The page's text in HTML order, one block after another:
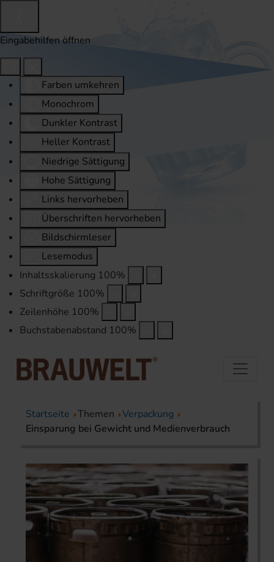
Eingabehilfen öffnen
Farben umkehren
Monochrom
Dunkler Kontrast
Heller Kontrast
Niedrige Sättigung
Hohe Sättigung
Links hervorheben
Überschriften hervorheben
Bildschirmleser
Lesemodus
Inhaltsskalierung 100%
Schriftgröße 100%
Zeilenhöhe 100%
Buchstabenabstand 100%
Startseite Themen
Verpackung
Einsparung bei Gewicht und Medienverbrauch